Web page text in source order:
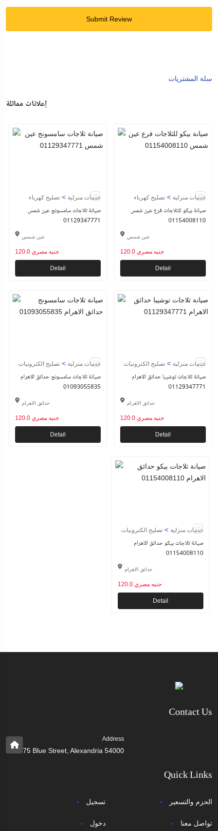
Submit Review
سلة المشتريات
إعلانات مماثلة
خدمات منزلية > تصليح كهرباء
صيانة ثلاجات سامسونج عين شمس
01129347771
عين شمس
120.0 جنيه مصري
Detail
خدمات منزلية > تصليح كهرباء
صيانة بيكو للثلاجات فرع عين شمس
01154008110
عين شمس
120.0 جنيه مصري
Detail
خدمات منزلية > تصليح الكترونيات
صيانة ثلاجات سامسونج حدائق الاهرام
01093055835
حدائق الاهرام
120.0 جنيه مصري
Detail
خدمات منزلية > تصليح الكترونيات
صيانة ثلاجات توشيبا حدائق الاهرام
01129347771
حدائق الاهرام
120.0 جنيه مصري
Detail
خدمات منزلية > تصليح الكترونيات
صيانة ثلاجات بيكو حدائق الاهرام
01154008110
حدائق الاهرام
120.0 جنيه مصري
Detail
Contact Us
Address
75 Blue Street, Alexandria 54000
Quick Links
تسجيل
دخول
الحزم والتسعير
تواصل معنا